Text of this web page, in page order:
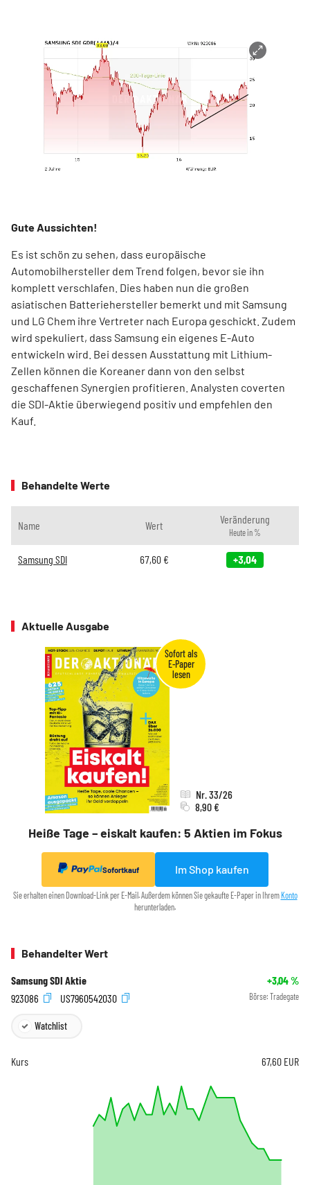
Gute Aussichten!
Es ist schön zu sehen, dass europäische
Automobilhersteller dem Trend folgen, bevor sie ihn
komplett verschlafen. Dies haben nun die großen
asiatischen Batteriehersteller bemerkt und mit Samsung
und LG Chem ihre Vertreter nach Europa geschickt. Zudem
wird spekuliert, dass Samsung ein eigenes E-Auto
entwickeln wird. Bei dessen Ausstattung mit Lithium-
Zellen können die Koreaner dann von den selbst
geschaffenen Synergien profitieren. Analysten coverten
die SDI-Aktie überwiegend positiv und empfehlen den
Kauf.
Behandelte Werte
Name Wert Veränderung
Heute in %
Samsung SDI 67,60€ +3,04
Aktuelle Ausgabe
Heiße Tage – eiskalt kaufen: 5 Aktien im Fokus
Nr. 33/26
8,90 €
Sofortkauf Im Shop kaufen
Sie erhalten einen Download-Link per E-Mail. Außerdem können Sie gekaufte E-Paper in Ihrem Konto
herunterladen.
Behandelter Wert
Samsung SDI Aktie +3,04%
923086
US7960542030 Börse: Tradegate
Watchlist
Kurs 67,60 EUR